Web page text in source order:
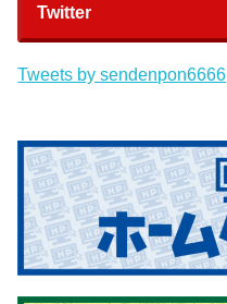
Twitter
Tweets by sendenpon6666